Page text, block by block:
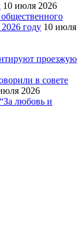
10 июля 2026
общественного
году 10 июля
проезжую
в совете
2026
любовь и